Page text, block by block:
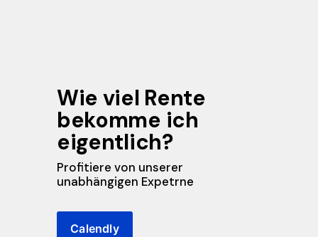
Wie viel Rente
bekomme ich
eigentlich?
Profitiere von unserer
unabhängigen Expetrne
Calendly